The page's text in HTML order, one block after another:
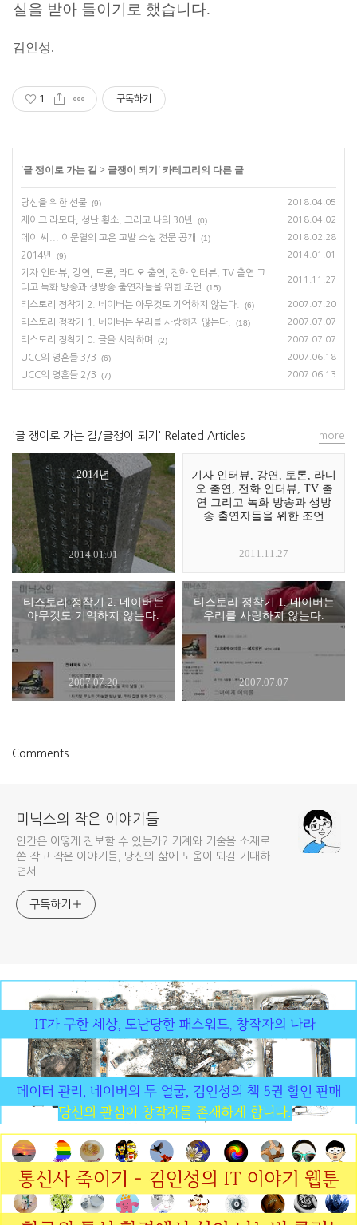
실을 받아 들이기로 했습니다.
김인성.
1 구독하기
'글 쟁이로 가는 길 > 글쟁이 되기 ' 카테고리의 다른 글
당신을 위한 선물 (9) 2018.04.05
제이크 라모타, 성난 황소, 그리고 나의 30년 (0) 2018.04.02
에이 씨... 이문열의 고은 고발 소설 전문 공개 (1) 2018.02.28
2014년 (9) 2014.01.01
기자 인터뷰, 강연, 토론, 라디오 출연, 전화 인터뷰, TV 출연 그
리고 녹화 방송과 생방송 출연자들을 위한 조언
(15)
2011.11.27
티스토리 정착기 2. 네이버는 아무것도 기억하지 않는다. (6) 2007.07.20
티스토리 정착기 1. 네이버는 우리를 사랑하지 않는다. (18) 2007.07.07
티스토리 정착기 0. 글을 시작하며 (2) 2007.07.07
UCC의 영혼들 3/3 (6) 2007.06.18
UCC의 영혼들 2/3 (7) 2007.06.13
'글 쟁이로 가는 길/글쟁이 되기' Related Articles
2014년
2014.01.01
기자 인터뷰, 강연, 토론, 라디
오 출연, 전화 인터뷰, TV 출
연 그리고 녹화 방송과 생방
송 출연자들을 위한 조언
2011.11.27
티스토리 정착기 2. 네이버는
아무것도 기억하지 않는다.
2007.07.20
티스토리 정착기 1. 네이버는
우리를 사랑하지 않는다.
2007.07.07
more
Comments
미닉스의 작은 이야기들
인간은 어떻게 진보할 수 있는가? 기계와 기술을 소재로
쓴 작고 작은 이야기들, 당신의 삶에 도움이 되길 기대하
면서...
구독하기